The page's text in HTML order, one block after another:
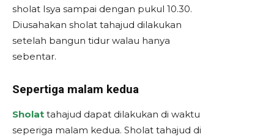
sholat Isya sampai dengan pukul 10.30.
Diusahakan sholat tahajud dilakukan
setelah bangun tidur walau hanya
sebentar.
Sepertiga malam kedua
Sholat tahajud dapat dilakukan di waktu
seperiga malam kedua. Sholat tahajud di